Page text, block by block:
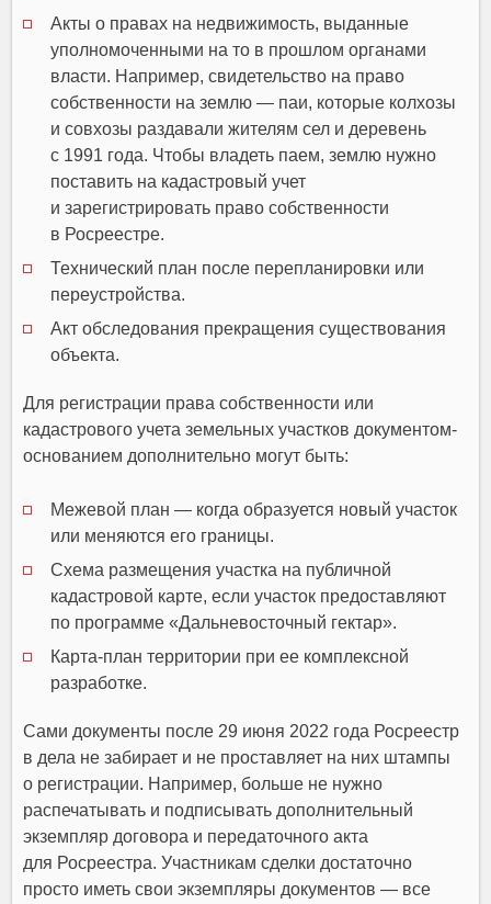
Акты о правах на недвижимость, выданные
уполномоченными на то в прошлом органами
власти. Например, свидетельство на право
собственности на землю — паи, которые колхозы
и совхозы раздавали жителям сел и деревень
с 1991 года. Чтобы владеть паем, землю нужно
поставить на кадастровый учет
и зарегистрировать право собственности
в Росреестре.
Технический план после перепланировки или
переустройства.
Акт обследования прекращения существования
объекта.
Для регистрации права собственности или
кадастрового учета земельных участков документом-
основанием дополнительно могут быть:
Межевой план — когда образуется новый участок
или меняются его границы.
Схема размещения участка на публичной
кадастровой карте, если участок предоставляют
по программе «Дальневосточный гектар».
Карта-план территории при ее комплексной
разработке.
Сами документы после 29 июня 2022 года Росреестр
в дела не забирает и не проставляет на них штампы
о регистрации. Например, больше не нужно
распечатывать и подписывать дополнительный
экземпляр договора и передаточного акта
для Росреестра. Участникам сделки достаточно
просто иметь свои экземпляры документов — все